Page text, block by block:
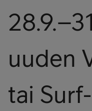
uuden
tai Surf-